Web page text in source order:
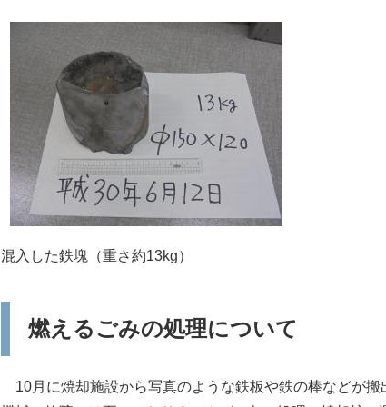
混入した鉄塊（重さ約13kg）
燃えるごみの処理について
10月に焼却施設から写真のような鉄板や鉄の棒などが搬